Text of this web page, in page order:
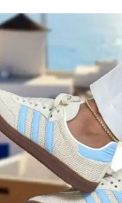
se
pueden
elegir
en
la
página
de
producto